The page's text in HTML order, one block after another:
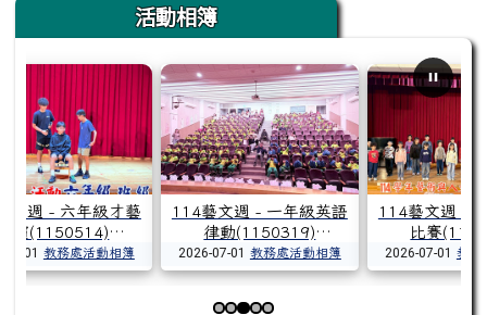
活動相簿
文週 - 六年級才藝
演(1150514)
07-01 教務處活動相簿
114藝文週 - 一年級英語
律動(1150319)
2026-07-01 教務處活動相簿
114藝文週 -
比賽
2026-07-01 教務